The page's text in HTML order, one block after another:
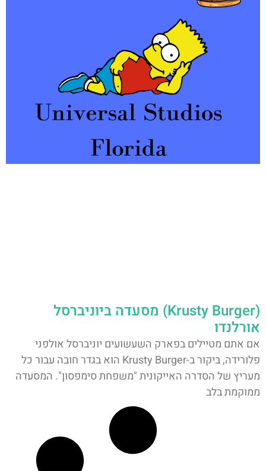
(Krusty Burger) מסעדה ביוניברסל
אורלנדו
אם אתם מטיילים בפארק השעשועים יוניברסל אולפני
פלורידה, ביקור ב-Krusty Burger הוא בגדר חובה עבור כל
מעריץ של הסדרה האייקונית "משפחת סימפסון". המסעדה
ממוקמת בלב